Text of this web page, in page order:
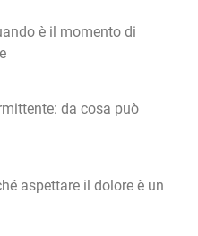
è il momento di
da cosa può
aspettare il dolore è un